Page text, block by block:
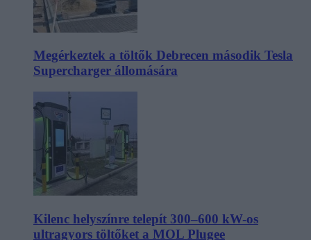
Megérkeztek a töltők Debrecen második Tesla
Supercharger állomására
Kilenc helyszínre telepít 300–600 kW-os
ultragyors töltőket a MOL Plugee